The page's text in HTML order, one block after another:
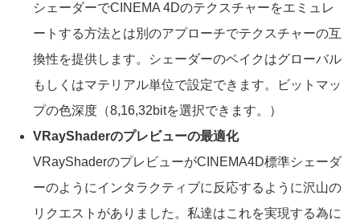
シェーダーでCINEMA 4Dのテクスチャーをエミュレ
ートする方法とは別のアプローチでテクスチャーの互
換性を提供します。シェーダーのベイクはグローバル
もしくはマテリアル単位で設定できます。ビットマッ
プの色深度（8,16,32bitを選択できます。）
VRayShaderのプレビューの最適化
VRayShaderのプレビューがCINEMA4D標準シェーダ
ーのようにインタラクティブに反応するように沢山の
リクエストがありました。私達はこれを実現する為に